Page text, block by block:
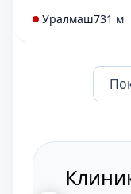
Уралмаш731 м